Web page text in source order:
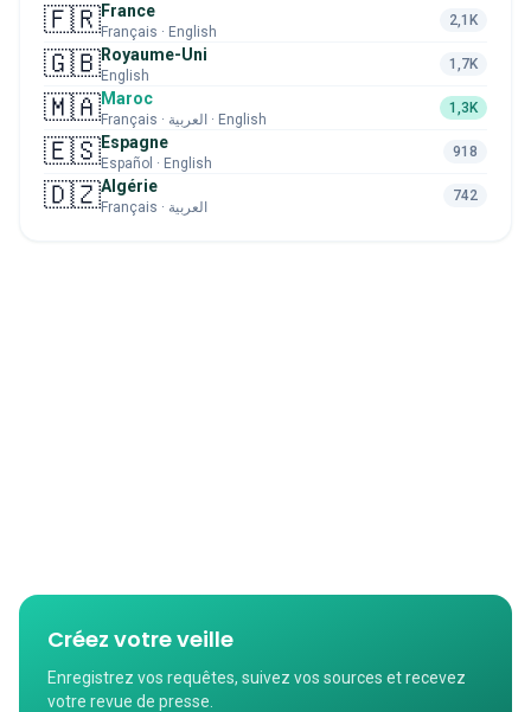
🇫🇷France
Français · English
2,1K
🇬🇧Royaume-Uni
English
1,7K
🇲🇦Maroc
Français · العربية · English
1,3K
🇪🇸Espagne
Español · English
918
🇩🇿Algérie
Français · العربية
742
Créez votre veille
Enregistrez vos requêtes, suivez vos sources et recevez
votre revue de presse.